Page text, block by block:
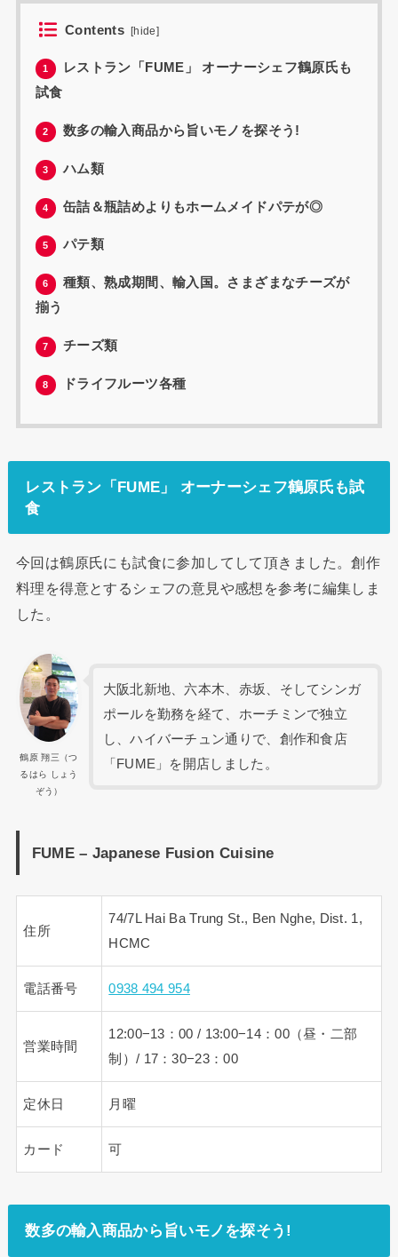
Contents [hide]
1
レストラン「FUME」 オーナーシェフ鶴原氏も
試食
2 数多の輸入商品から旨いモノを探そう!
3 ハム類
4 缶詰＆瓶詰めよりもホームメイドパテが◎
5 パテ類
6
種類、熟成期間、輸入国。さまざまなチーズが
揃う
7 チーズ類
8 ドライフルーツ各種
レストラン「FUME」 オーナーシェフ鶴原氏も試
食
今回は鶴原氏にも試食に参加してして頂きました。創作
料理を得意とするシェフの意見や感想を参考に編集しま
した。
鶴原 翔三（つ
るはら しょう
ぞう）
大阪北新地、六本木、赤坂、そしてシンガ
ポールを勤務を経て、ホーチミンで独立
し、ハイバーチュン通りで、創作和食店
「FUME」を開店しました。
FUME – Japanese Fusion Cuisine
住所
74/7L Hai Ba Trung St., Ben Nghe, Dist. 1,
HCMC
電話番号 0938 494 954
営業時間
12:00−13：00 / 13:00−14：00（昼・二部
制）/ 17：30−23：00
定休日 月曜
カード 可
数多の輸入商品から旨いモノを探そう!